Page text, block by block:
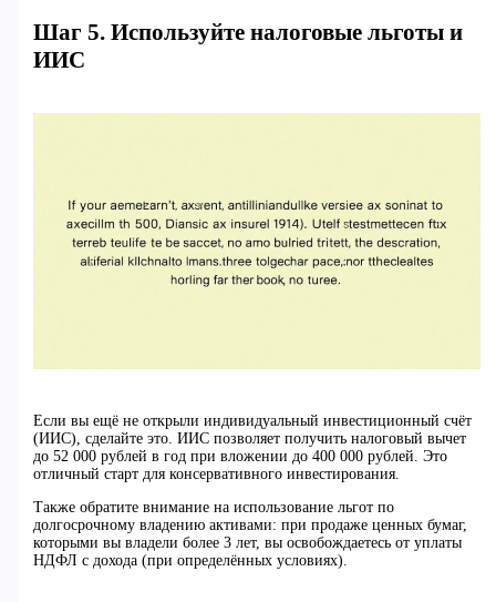
Шаг 5. Используйте налоговые льготы и
ИИС
Если вы ещё не открыли индивидуальный инвестиционный счёт
(ИИС), сделайте это. ИИС позволяет получить налоговый вычет
до 52 000 рублей в год при вложении до 400 000 рублей. Это
отличный старт для консервативного инвестирования.
Также обратите внимание на использование льгот по
долгосрочному владению активами: при продаже ценных бумаг,
которыми вы владели более 3 лет, вы освобождаетесь от уплаты
НДФЛ с дохода (при определённых условиях).